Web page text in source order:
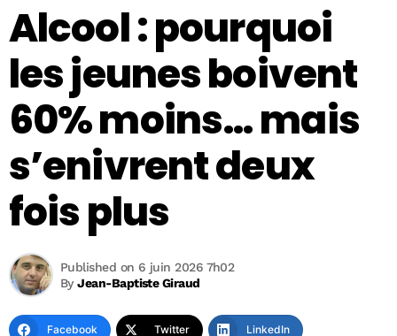
Alcool : pourquoi
les jeunes boivent
60% moins… mais
s’enivrent deux
fois plus
ByJean-Baptiste Giraud
Published on 6 juin 2026 7h02
Facebook Twitter LinkedIn